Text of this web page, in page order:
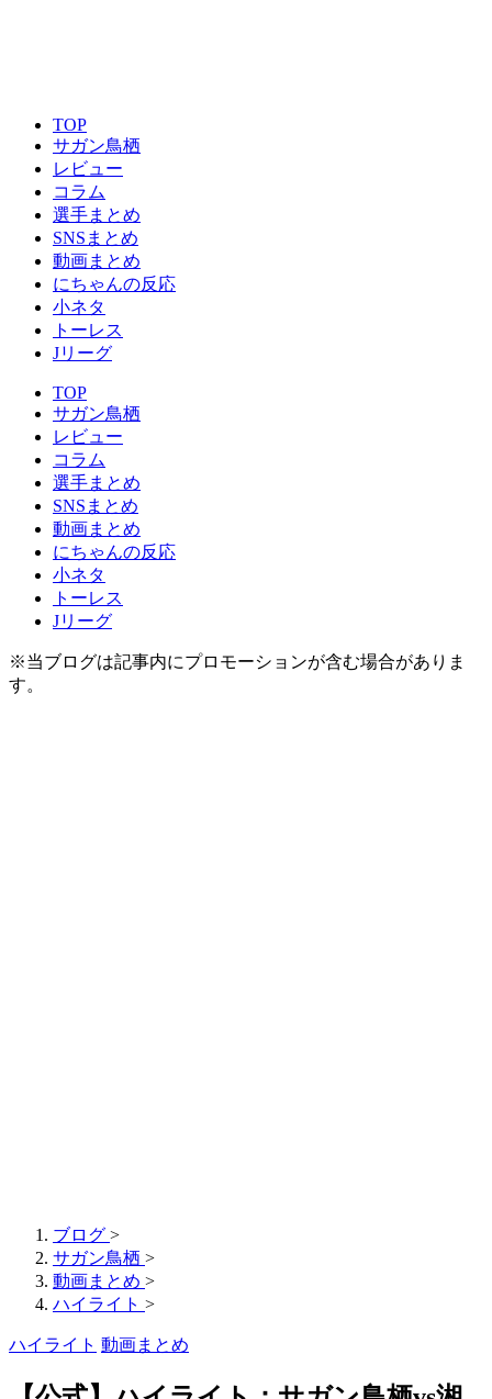
TOP
サガン鳥栖
レビュー
コラム
選手まとめ
SNSまとめ
動画まとめ
にちゃんの反応
小ネタ
トーレス
Jリーグ
TOP
サガン鳥栖
レビュー
コラム
選手まとめ
SNSまとめ
動画まとめ
にちゃんの反応
小ネタ
トーレス
Jリーグ
※当ブログは記事内にプロモーションが含む場合がありま
す。
ブログ >
サガン鳥栖 >
動画まとめ >
ハイライト >
ハイライト 動画まとめ